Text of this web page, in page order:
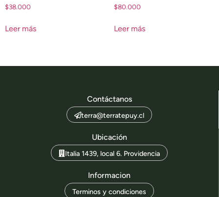
$38.000
Leer más
$80.000
Leer más
Contáctanos
terra@terratepuy.cl
Ubicación
Italia 1439, local 6. Providencia
Informacion
Terminos y condiciones